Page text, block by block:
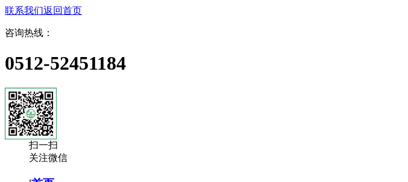
联系我们返回首页
咨询热线：
0512-52451184
扫一扫
关注微信